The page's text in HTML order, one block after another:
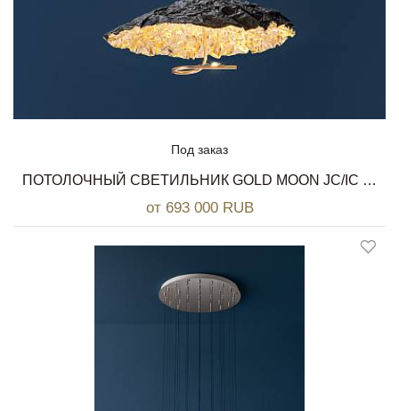
Под заказ
ПОТОЛОЧНЫЙ СВЕТИЛЬНИК GOLD MOON JC/IC CATELLANI & SMITH
от 693 000 RUB